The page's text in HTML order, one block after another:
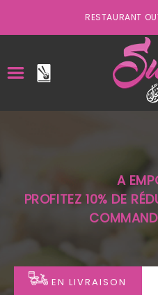
RESTAURANT
LA CARTE
VOTRE COMPTE
NOTRE RESTAURANT
VOS AVIS
A
PROFITEZ 10% DE
EN LIVRAISON